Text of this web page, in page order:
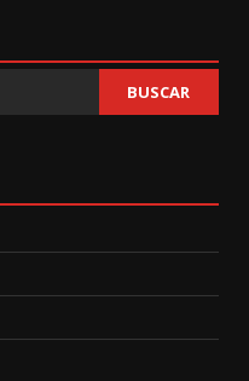
BUSCAR